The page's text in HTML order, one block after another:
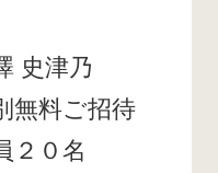
史津乃
料ご招待
２０名